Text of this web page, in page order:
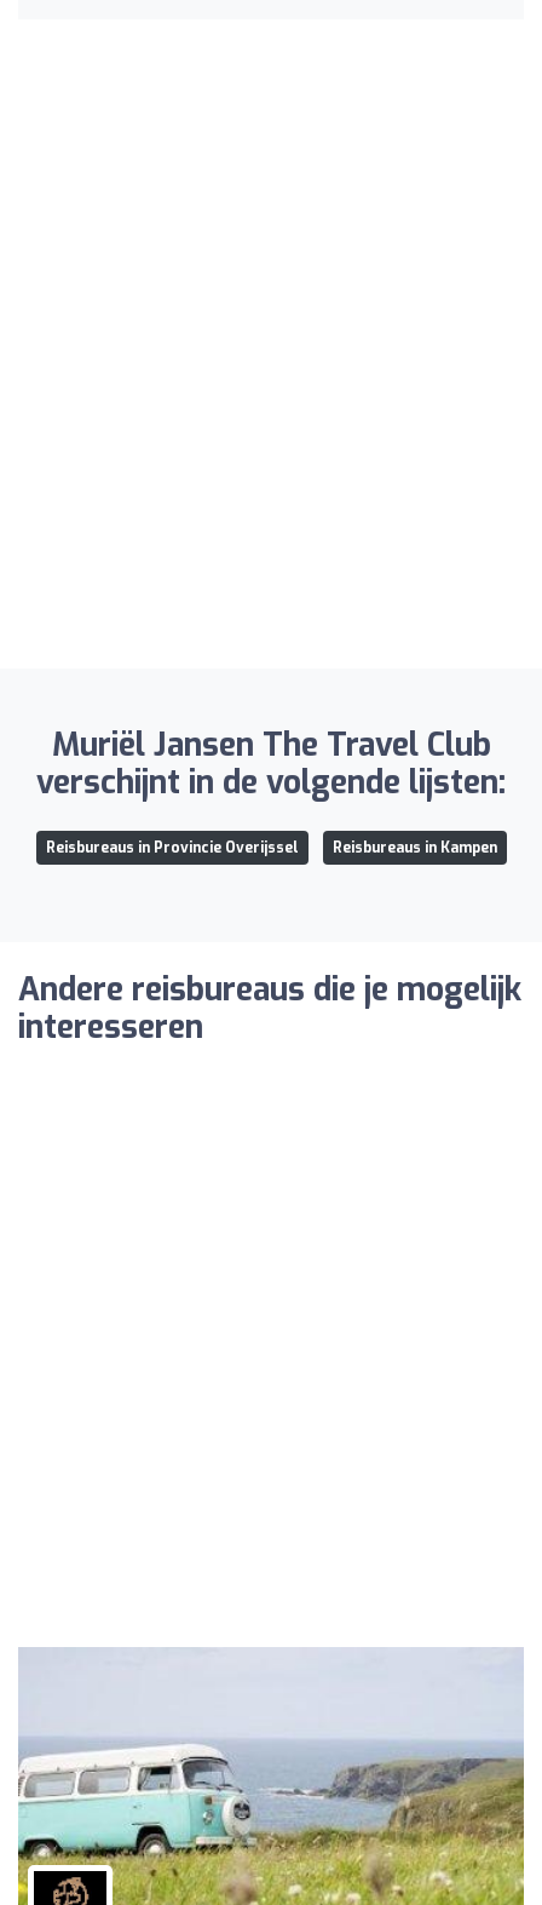
Muriël Jansen The Travel Club
verschijnt in de volgende lijsten:
Reisbureaus in Provincie Overijssel Reisbureaus in Kampen
Andere reisbureaus die je mogelijk
interesseren